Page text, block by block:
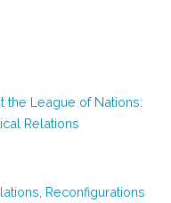
the League of Nations:
Relations
Reconfigurations